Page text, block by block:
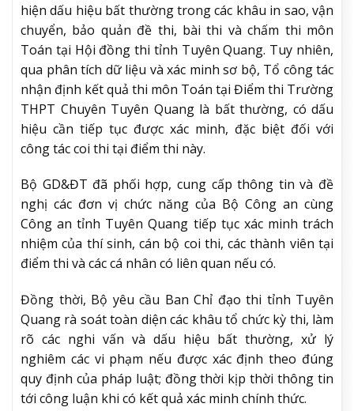
hiện dấu hiệu bất thường trong các khâu in sao, vận
chuyển, bảo quản đề thi, bài thi và chấm thi môn
Toán tại Hội đồng thi tỉnh Tuyên Quang. Tuy nhiên,
qua phân tích dữ liệu và xác minh sơ bộ, Tổ công tác
nhận định kết quả thi môn Toán tại Điểm thi Trường
THPT Chuyên Tuyên Quang là bất thường, có dấu
hiệu cần tiếp tục được xác minh, đặc biệt đối với
công tác coi thi tại điểm thi này.
Bộ GD&ĐT đã phối hợp, cung cấp thông tin và đề
nghị các đơn vị chức năng của Bộ Công an cùng
Công an tỉnh Tuyên Quang tiếp tục xác minh trách
nhiệm của thí sinh, cán bộ coi thi, các thành viên tại
điểm thi và các cá nhân có liên quan nếu có.
Đồng thời, Bộ yêu cầu Ban Chỉ đạo thi tỉnh Tuyên
Quang rà soát toàn diện các khâu tổ chức kỳ thi, làm
rõ các nghi vấn và dấu hiệu bất thường, xử lý
nghiêm các vi phạm nếu được xác định theo đúng
quy định của pháp luật; đồng thời kịp thời thông tin
tới công luận khi có kết quả xác minh chính thức.